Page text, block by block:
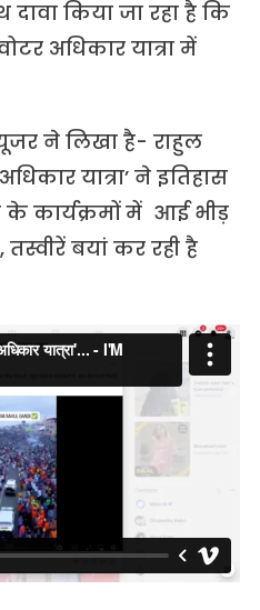
दावा किया जा रहा है कि
अधिकार यात्रा में
ने लिखा है- राहुल
यात्रा’ ने इतिहास
के कार्यक्रमों में आई भीड़
तस्वीरें बयां कर रही है